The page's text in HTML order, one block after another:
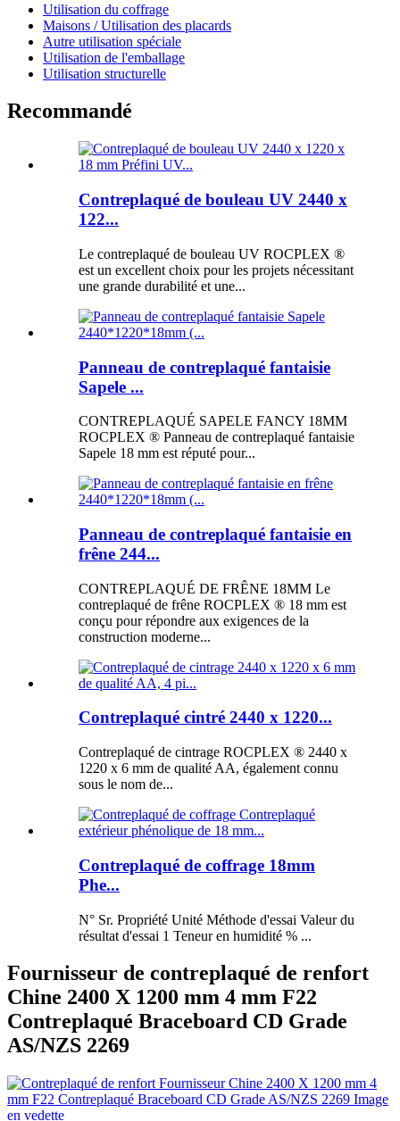
Utilisation du coffrage
Maisons / Utilisation des placards
Autre utilisation spéciale
Utilisation de l'emballage
Utilisation structurelle
Recommandé
Contreplaqué de bouleau UV 2440 x
122...
Le contreplaqué de bouleau UV ROCPLEX ®
est un excellent choix pour les projets nécessitant
une grande durabilité et une...
Panneau de contreplaqué fantaisie
Sapele ...
CONTREPLAQUÉ SAPELE FANCY 18MM
ROCPLEX ® Panneau de contreplaqué fantaisie
Sapele 18 mm est réputé pour...
Panneau de contreplaqué fantaisie en
frêne 244...
CONTREPLAQUÉ DE FRÊNE 18MM Le
contreplaqué de frêne ROCPLEX ® 18 mm est
conçu pour répondre aux exigences de la
construction moderne...
Contreplaqué cintré 2440 x 1220...
Contreplaqué de cintrage ROCPLEX ® 2440 x
1220 x 6 mm de qualité AA, également connu
sous le nom de...
Contreplaqué de coffrage 18mm
Phe...
N° Sr. Propriété Unité Méthode d'essai Valeur du
résultat d'essai 1 Teneur en humidité % ...
Fournisseur de contreplaqué de renfort
Chine 2400 X 1200 mm 4 mm F22
Contreplaqué Braceboard CD Grade
AS/NZS 2269